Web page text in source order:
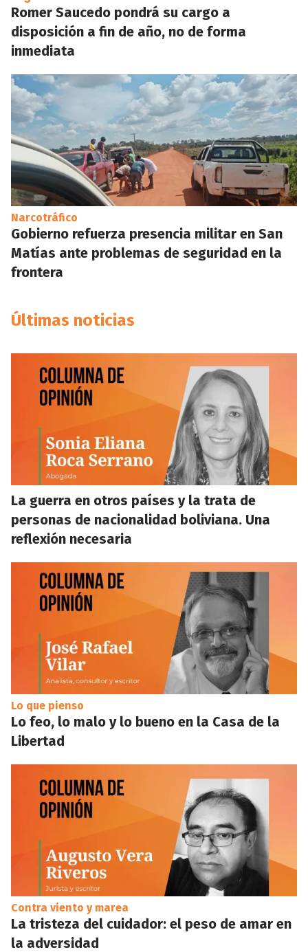
Romer Saucedo pondrá su cargo a
disposición a fin de año, no de forma
inmediata
Narcotráfico
Gobierno refuerza presencia militar en San
Matías ante problemas de seguridad en la
frontera
Últimas noticias
La guerra en otros países y la trata de
personas de nacionalidad boliviana. Una
reflexión necesaria
Lo que pienso
Lo feo, lo malo y lo bueno en la Casa de la
Libertad
Contra viento y marea
La tristeza del cuidador: el peso de amar en
la adversidad